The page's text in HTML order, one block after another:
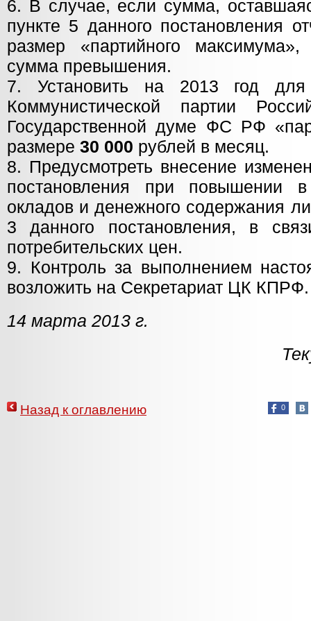
6. В случае, если сумма,
пункте 5 данного постановления
размер «партийного
сумма превышения.
7. Установить на 2013 год для
Коммунистической партии
Государственной думе ФС РФ
размере 30 000 рублей в месяц.
8. Предусмотреть внесение
постановления при повышении
окладов и денежного содержания
3 данного постановления, в
потребительских цен.
9. Контроль за выполнением
возложить на Секретариат ЦК КПРФ.
14 марта 2013 г.
0
Назад к оглавлению